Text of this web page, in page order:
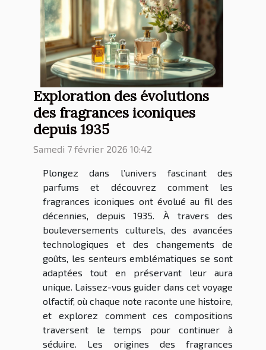
Exploration des évolutions
des fragrances iconiques
depuis 1935
Samedi 7 février 2026 10:42
Plongez dans l’univers fascinant des
parfums et découvrez comment les
fragrances iconiques ont évolué au fil des
décennies, depuis 1935. À travers des
bouleversements culturels, des avancées
technologiques et des changements de
goûts, les senteurs emblématiques se sont
adaptées tout en préservant leur aura
unique. Laissez-vous guider dans cet voyage
olfactif, où chaque note raconte une histoire,
et explorez comment ces compositions
traversent le temps pour continuer à
séduire. Les origines des fragrances